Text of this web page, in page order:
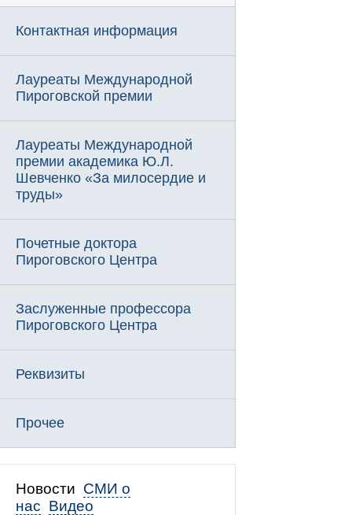
Контактная информация
Лауреаты Международной
Пироговской премии
Лауреаты Международной
премии академика Ю.Л.
Шевченко «За милосердие и
труды»
Почетные доктора
Пироговского Центра
Заслуженные профессора
Пироговского Центра
Реквизиты
Прочее
Новости СМИ о
нас Видео